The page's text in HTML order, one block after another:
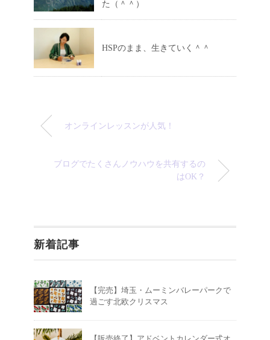
た（＾＾）
HSPのまま、生きていく＾＾
オンラインレッスンが人気！
ブログでたくさんノウハウを共有するの
はOK？
新着記事
【完売】埼玉・ムーミンバレーパークで
過ごす北欧クリスマス